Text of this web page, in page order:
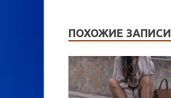
ПОХОЖИЕ ЗАПИСИ